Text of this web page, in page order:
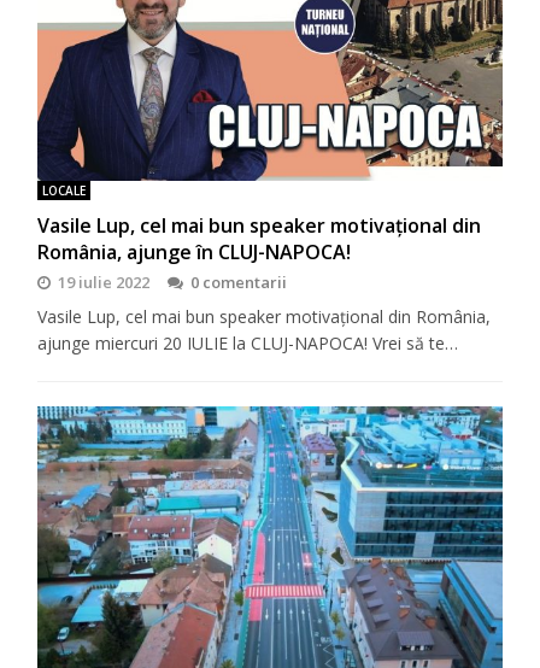
LOCALE
Vasile Lup, cel mai bun speaker motivaţional din
România, ajunge în CLUJ-NAPOCA!
19 iulie 2022 0 comentarii
Vasile Lup, cel mai bun speaker motivaţional din România,
ajunge miercuri 20 IULIE la CLUJ-NAPOCA! Vrei să te…